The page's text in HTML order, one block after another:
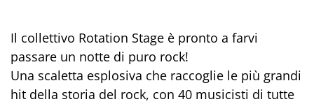
Il collettivo Rotation Stage è pronto a farvi
passare un notte di puro rock!
Una scaletta esplosiva che raccoglie le più grandi
hit della storia del rock, con 40 musicisti di tutte